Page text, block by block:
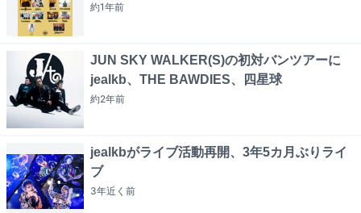
約1年前
JUN SKY WALKER(S)の初対バンツアーに
jealkb、THE BAWDIES、四星球
約2年前
jealkbがライブ活動再開、3年5カ月ぶりライ
ブ
3年近く 前